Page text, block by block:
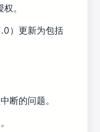
。
）更新为包括
断的问题。